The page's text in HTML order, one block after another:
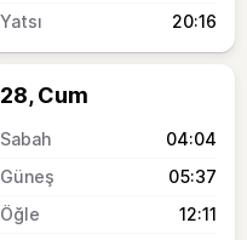
20:16
28, Cum
04:04
05:37
12:11